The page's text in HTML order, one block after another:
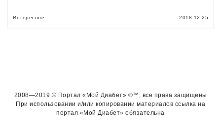
Интересное 2018-12-25
2008—2019 © Портал «Мой Диабет» ®™, все права защищены
При использовании и/или копировании материалов ссылка на
портал «Мой Диабет» обязательна